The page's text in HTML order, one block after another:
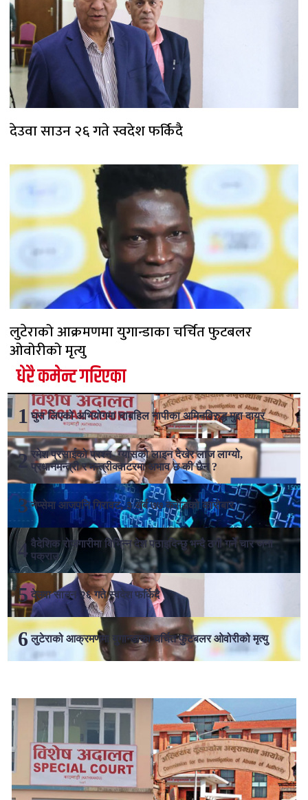
देउवा साउन २६ गते स्वदेश फर्किदै
लुटेराको आक्रमणमा युगान्डाका चर्चित फुटबलर
ओवोरीको मृत्यु
धेरै कमेन्ट गरिएका
घुस लिएको अभियोगमा चाबहिल नापीका अमिनविरुद्ध मुद्दा दायर
रमेश प्रसाईको प्रश्न- ग्यासको लाइन देखेर लाज लाग्यो,
प्रधानमन्त्री र मन्त्रीक्वाटरमा अभाव छ की छैन ?
नेप्सेमा आजपनि गिरावट, ३ अर्ब ७७ करोडको कारोबार
वैदेशिक रोजगारीमा विभिन्न देश पठाइदिन्छु भन्दै ठगी गर्ने चार जना
पक्राउ
देउवा साउन २६ गते स्वदेश फर्किदै
लुटेराको आक्रमणमा युगान्डाका चर्चित फुटबलर ओवोरीको मृत्यु